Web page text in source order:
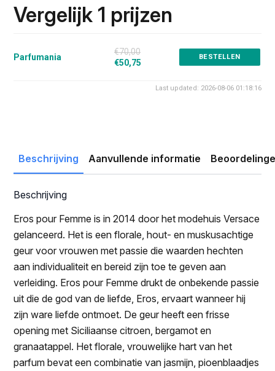
€70.00.
€50.75.
Vergelijk 1 prijzen
Parfumania
€70,00
€50,75
BESTELLEN
Last updated: 2026-08-06 01:18:16
Beschrijving Aanvullende informatie
Beschrijving
Eros pour Femme is in 2014 door het modehuis Versace
gelanceerd. Het is een florale, hout- en muskusachtige
geur voor vrouwen met passie die waarden hechten
aan individualiteit en bereid zijn toe te geven aan
verleiding. Eros pour Femme drukt de onbekende passie
uit die de god van de liefde, Eros, ervaart wanneer hij
zijn ware liefde ontmoet. De geur heeft een frisse
opening met Siciliaanse citroen, bergamot en
granaatappel. Het florale, vrouwelijke hart van het
parfum bevat een combinatie van jasmijn, pioenblaadjes